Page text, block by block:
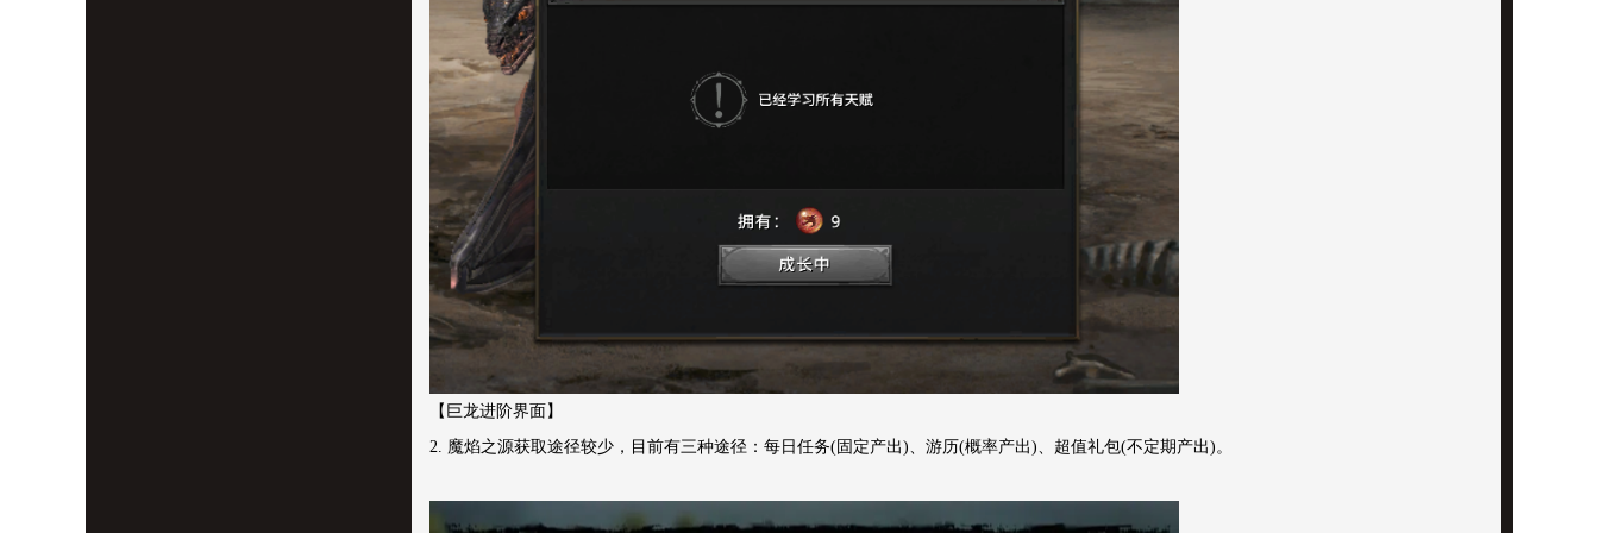
【巨龙进阶界面】
2. 魔焰之源获取途径较少，目前有三种途径：每日任务(固定产出)、游历(概率产出)、超值礼包(不定期产出)。